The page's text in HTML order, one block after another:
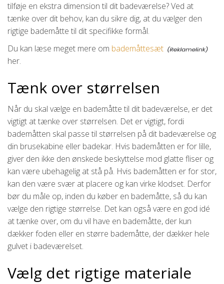
tilføje en ekstra dimension til dit badeværelse? Ved at
tænke over dit behov, kan du sikre dig, at du vælger den
rigtige bademåtte til dit specifikke formål.
Du kan læse meget mere om bademåttesæt
her.
Tænk over størrelsen
Når du skal vælge en bademåtte til dit badeværelse, er det
vigtigt at tænke over størrelsen. Det er vigtigt, fordi
bademåtten skal passe til størrelsen på dit badeværelse og
din brusekabine eller badekar. Hvis bademåtten er for lille,
giver den ikke den ønskede beskyttelse mod glatte fliser og
kan være ubehagelig at stå på. Hvis bademåtten er for stor,
kan den være svær at placere og kan virke klodset. Derfor
bør du måle op, inden du køber en bademåtte, så du kan
vælge den rigtige størrelse. Det kan også være en god idé
at tænke over, om du vil have en bademåtte, der kun
dækker foden eller en større bademåtte, der dækker hele
gulvet i badeværelset.
Vælg det rigtige materiale